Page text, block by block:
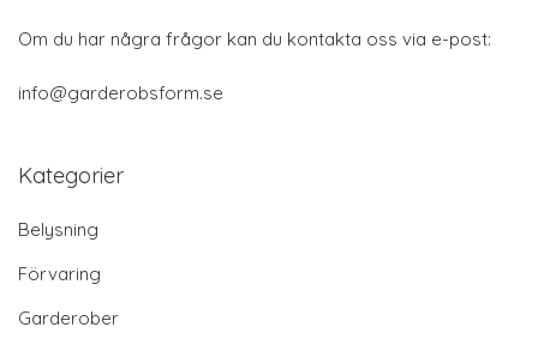
Om du har några frågor kan du kontakta oss via e-post:
info@garderobsform.se
Kategorier
Belysning
Förvaring
Garderober